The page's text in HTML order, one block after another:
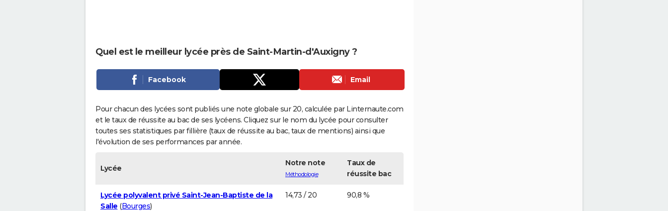
Quel est le meilleur lycée près de Saint-Martin-d'Auxigny ?
Facebook Email
Pour chacun des lycées sont publiés une note globale sur 20, calculée par Linternaute.com
et le taux de réussite au bac de ses lycéens. Cliquez sur le nom du lycée pour consulter
toutes ses statistiques par fillière (taux de réussite au bac, taux de mentions) ainsi que
l'évolution de ses performances par année.
Lycée
Notre note
Méthodologie
Taux de
réussite bac
Lycée polyvalent privé Saint-Jean-Baptiste de la
Salle (Bourges)
14,73 / 20 90,8 %